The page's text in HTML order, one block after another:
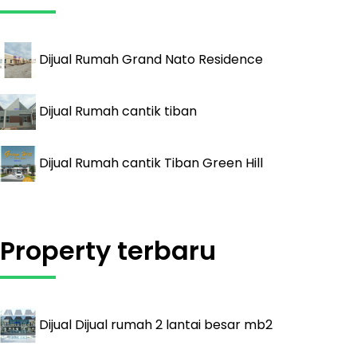
Dijual Rumah Grand Nato Residence
Dijual Rumah cantik tiban
Dijual Rumah cantik Tiban Green Hill
Property terbaru
Dijual Dijual rumah 2 lantai besar mb2